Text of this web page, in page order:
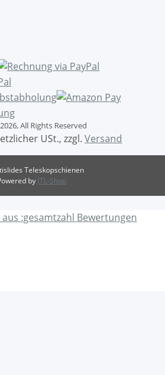
All Rights Reserved
USt., zzgl. Versand
Teleskopschienen
by JTL-Shop
:gesamtzahl Bewertungen